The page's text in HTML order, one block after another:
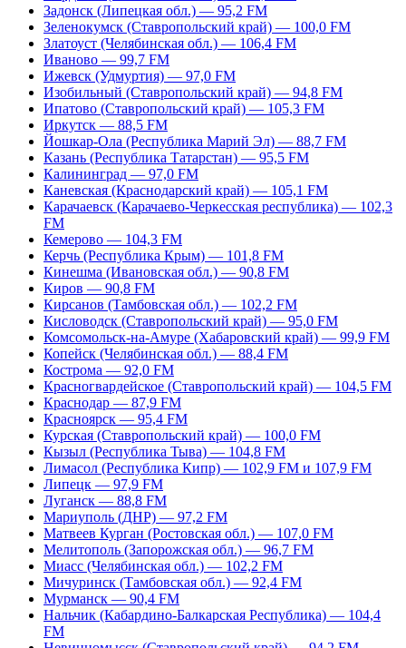
Задонск (Липецкая обл.) — 95,2 FM
Зеленокумск (Ставропольский край) — 100,0 FM
Златоуст (Челябинская обл.) — 106,4 FM
Иваново — 99,7 FM
Ижевск (Удмуртия) — 97,0 FM
Изобильный (Ставропольский край) — 94,8 FM
Ипатово (Ставропольский край) — 105,3 FM
Иркутск — 88,5 FM
Йошкар-Ола (Республика Марий Эл) — 88,7 FM
Казань (Республика Татарстан) — 95,5 FM
Калининград — 97,0 FM
Каневская (Краснодарский край) — 105,1 FM
Карачаевск (Карачаево-Черкесская республика) — 102,3
FM
Кемерово — 104,3 FM
Керчь (Республика Крым) — 101,8 FM
Кинешма (Ивановская обл.) — 90,8 FM
Киров — 90,8 FM
Кирсанов (Тамбовская обл.) — 102,2 FM
Кисловодск (Ставропольский край) — 95,0 FM
Комсомольск-на-Амуре (Хабаровский край) — 99,9 FM
Копейск (Челябинская обл.) — 88,4 FM
Кострома — 92,0 FM
Красногвардейское (Ставропольский край) — 104,5 FM
Краснодар — 87,9 FM
Красноярск — 95,4 FM
Курская (Ставропольский край) — 100,0 FM
Кызыл (Республика Тыва) — 104,8 FM
Лимасол (Республика Кипр) — 102,9 FM и 107,9 FM
Липецк — 97,9 FM
Луганск — 88,8 FM
Мариуполь (ДНР) — 97,2 FM
Матвеев Курган (Ростовская обл.) — 107,0 FM
Мелитополь (Запорожская обл.) — 96,7 FM
Миасс (Челябинская обл.) — 102,2 FM
Мичуринск (Тамбовская обл.) — 92,4 FM
Мурманск — 90,4 FM
Нальчик (Кабардино-Балкарская Республика) — 104,4
FM